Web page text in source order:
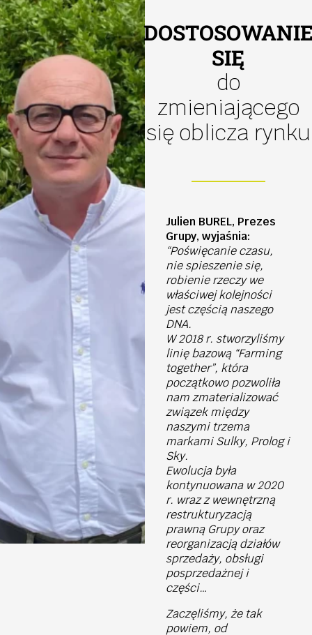
SIĘ
do
zmieniającego
się oblicza rynku
Julien BUREL, Prezes
Grupy, wyjaśnia:
“Poświęcanie czasu,
nie spieszenie się,
robienie rzeczy we
właściwej kolejności
jest częścią naszego
DNA.
W 2018 r. stworzyliśmy
linię bazową “Farming
together”, która
początkowo pozwoliła
nam zmaterializować
związek między
naszymi trzema
markami Sulky, Prolog i
Sky.
Ewolucja była
kontynuowana w 2020
r. wraz z wewnętrzną
restrukturyzacją
prawną Grupy oraz
reorganizacją działów
sprzedaży, obsługi
posprzedażnej i
części…
Zaczęliśmy, że tak
powiem, od